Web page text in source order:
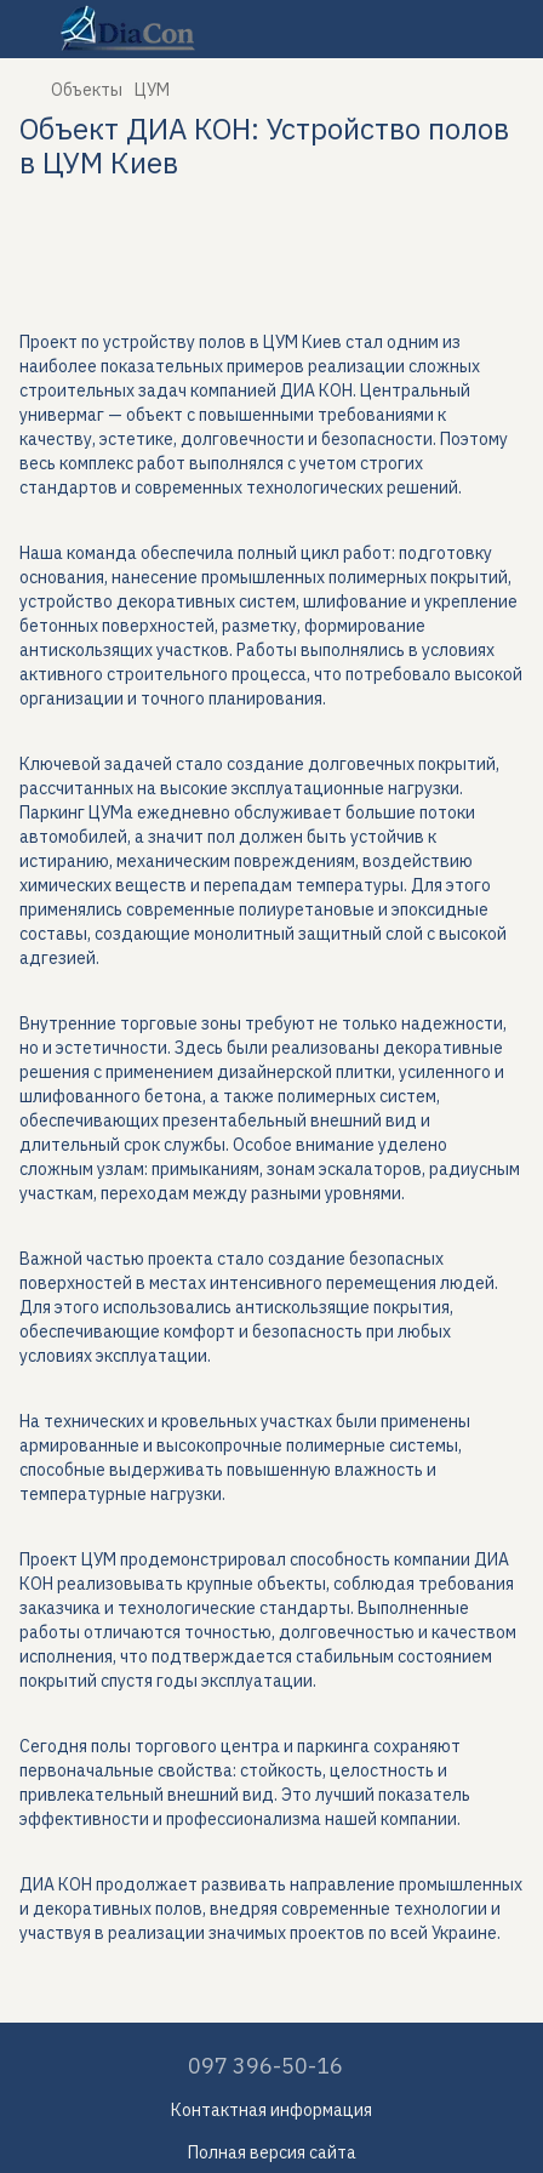
Объекты ЦУМ
Объект ДИА КОН: Устройство полов
в ЦУМ Киев
Проект по устройству полов в ЦУМ Киев стал одним из
наиболее показательных примеров реализации сложных
строительных задач компанией ДИА КОН. Центральный
универмаг — объект с повышенными требованиями к
качеству, эстетике, долговечности и безопасности. Поэтому
весь комплекс работ выполнялся с учетом строгих
стандартов и современных технологических решений.
Наша команда обеспечила полный цикл работ: подготовку
основания, нанесение промышленных полимерных покрытий,
устройство декоративных систем, шлифование и укрепление
бетонных поверхностей, разметку, формирование
антискользящих участков. Работы выполнялись в условиях
активного строительного процесса, что потребовало высокой
организации и точного планирования.
Ключевой задачей стало создание долговечных покрытий,
рассчитанных на высокие эксплуатационные нагрузки.
Паркинг ЦУМа ежедневно обслуживает большие потоки
автомобилей, а значит пол должен быть устойчив к
истиранию, механическим повреждениям, воздействию
химических веществ и перепадам температуры. Для этого
применялись современные полиуретановые и эпоксидные
составы, создающие монолитный защитный слой с высокой
адгезией.
Внутренние торговые зоны требуют не только надежности,
но и эстетичности. Здесь были реализованы декоративные
решения с применением дизайнерской плитки, усиленного и
шлифованного бетона, а также полимерных систем,
обеспечивающих презентабельный внешний вид и
длительный срок службы. Особое внимание уделено
сложным узлам: примыканиям, зонам эскалаторов, радиусным
участкам, переходам между разными уровнями.
Важной частью проекта стало создание безопасных
поверхностей в местах интенсивного перемещения людей.
Для этого использовались антискользящие покрытия,
обеспечивающие комфорт и безопасность при любых
условиях эксплуатации.
На технических и кровельных участках были применены
армированные и высокопрочные полимерные системы,
способные выдерживать повышенную влажность и
температурные нагрузки.
Проект ЦУМ продемонстрировал способность компании ДИА
КОН реализовывать крупные объекты, соблюдая требования
заказчика и технологические стандарты. Выполненные
работы отличаются точностью, долговечностью и качеством
исполнения, что подтверждается стабильным состоянием
покрытий спустя годы эксплуатации.
Сегодня полы торгового центра и паркинга сохраняют
первоначальные свойства: стойкость, целостность и
привлекательный внешний вид. Это лучший показатель
эффективности и профессионализма нашей компании.
ДИА КОН продолжает развивать направление промышленных
и декоративных полов, внедряя современные технологии и
участвуя в реализации значимых проектов по всей Украине.
097 396-50-16
Контактная информация
Полная версия сайта